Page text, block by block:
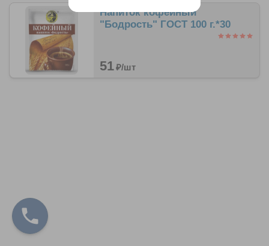
Напиток кофейный
"Бодрость" ГОСТ 100 г.*30
51₽/шт